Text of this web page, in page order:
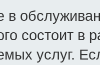
состоит в
услуг.